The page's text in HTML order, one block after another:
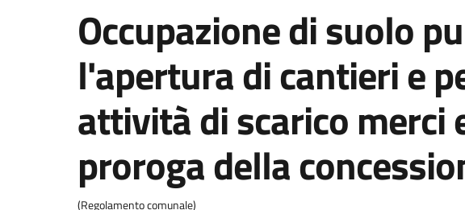
Occupazione di suolo
l'apertura di cantieri e
attività di scarico merci
proroga della
(Regolamento comunale)